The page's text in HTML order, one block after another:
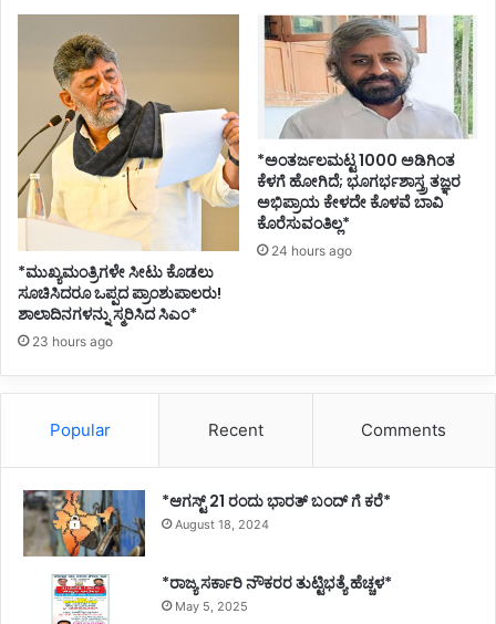
*ಮುಖ್ಯಮಂತ್ರಿಗಳೇ ಸೀಟು ಕೊಡಲು
ಸೂಚಿಸಿದರೂ ಒಪ್ಪದ ಪ್ರಾಂಶುಪಾಲರು!
ಶಾಲಾದಿನಗಳನ್ನು ಸ್ಮರಿಸಿದ ಸಿಎಂ*
23 hours ago
*ಅಂತರ್ಜಲಮಟ್ಟ 1000 ಅಡಿಗಿಂತ
ಕೆಳಗೆ ಹೋಗಿದೆ; ಭೂಗರ್ಭಶಾಸ್ತ್ರ ತಜ್ಞರ
ಅಭಿಪ್ರಾಯ ಕೇಳದೇ ಕೊಳವೆ ಬಾವಿ
ಕೊರೆಸುವಂತಿಲ್ಲ*
24 hours ago
Popular Recent Comments
*ಆಗಸ್ಟ್ 21 ರಂದು ಭಾರತ್‌ ಬಂದ್‌ ಗೆ ಕರೆ*
August 18, 2024
*ರಾಜ್ಯ ಸರ್ಕಾರಿ ನೌಕರರ ತುಟ್ಟಿಭತ್ಯೆ ಹೆಚ್ಚಳ*
May 5, 2025